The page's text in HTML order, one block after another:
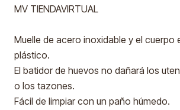
MV TIENDAVIRTUAL
Muelle de acero inoxidable y el cuerpo
plástico.
El batidor de huevos no dañará los
o los tazones.
Fácil de limpiar con un paño húmedo.